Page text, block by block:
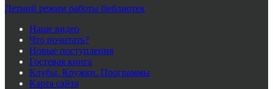
Летний режим работы библиотек
Наше видео
Что почитать?
Новые поступления
Гостевая книга
Клубы. Кружки. Программы
Карта сайта